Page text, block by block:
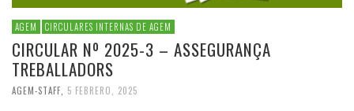
AGEM CIRCULARES INTERNAS DE AGEM
CIRCULAR Nº 2025-3 – ASSEGURANÇA
TREBALLADORS
AGEM-STAFF 5 FEBRERO, 2025